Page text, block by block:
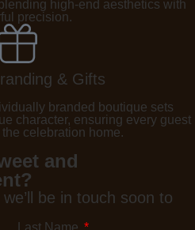
high-end aesthetics with
precision.
& Gifts
branded boutique sets
character, ensuring every guest
celebration home.
and
be in touch soon to
Last Name